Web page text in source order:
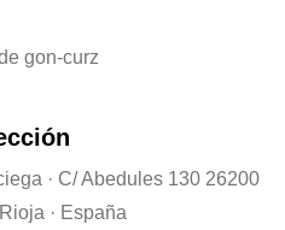
· C/ Abedules 130 26200
· España